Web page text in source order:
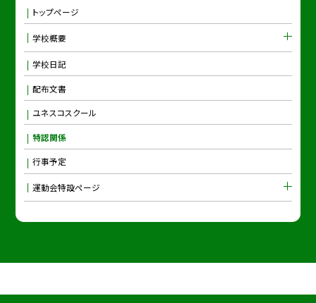
トップページ
学校概要
学校日記
配布文書
ユネスコスクール
特認関係
行事予定
運動会特設ページ